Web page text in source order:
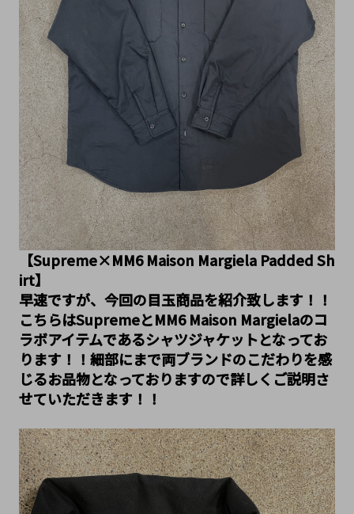
【Supreme×MM6 Maison Margiela Padded Sh
irt】
早速ですが、今回の目玉商品を紹介致します！！
こちらはSupremeとMM6 Maison Margielaのコ
ラボアイテムであるシャツジャケットとなってお
ります！！細部にまで両ブランドのこだわりを感
じるお品物となっておりますので詳しくご説明さ
せていただきます！！